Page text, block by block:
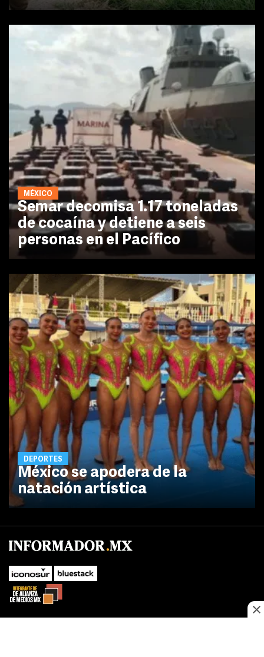
MÉXICO
Semar decomisa 1.17 toneladas
de cocaína y detiene a seis
personas en el Pacífico
DEPORTES
México se apodera de la
natación artística